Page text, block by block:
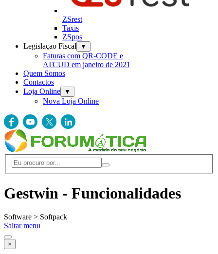
ZSrest
Taxis
ZSpos
Legislaçao Fiscal
▼
Faturas com QR-CODE e
ATCUD em janeiro de 2021
Quem Somos
Contactos
Loja Online
▼
Nova Loja Online
Gestwin - Funcionalidades
Software > Softpack
Saltar menu
×